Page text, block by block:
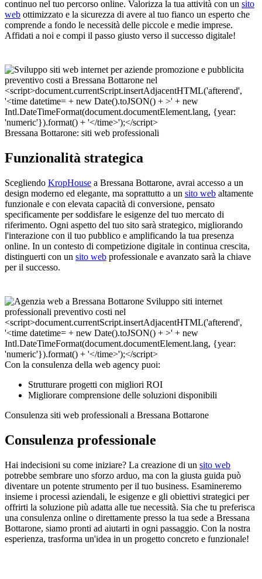
continuo nel tuo percorso online. Valorizza la tua attività con un sito
web ottimizzato e la sicurezza di avere al tuo fianco un esperto che
comprende a fondo le necessità delle piccole e medie imprese.
Affidati a noi e compi il passo giusto verso il successo digitale!
Bressana Bottarone: siti web professionali
Funzionalità strategica
Scegliendo KropHouse a Bressana Bottarone, avrai accesso a un
design moderno ed elegante, ma soprattutto a un sito web altamente
funzionale e con elevata capacità di conversione, pensato
specificamente per soddisfare le esigenze del tuo mercato di
riferimento. Ogni aspetto del tuo sito sarà strategico, migliorando
l'interazione con il tuo pubblico e amplificando la tua presenza
online. In un contesto di competizione digitale in continua crescita,
distinguerti con un sito web professionale e avanzato sarà la chiave
per il successo.
Con la consulenza della web agency puoi:
Strutturare progetti con migliori ROI
Migliorare comprensione delle soluzioni disponibili
Consulenza siti web professionali a Bressana Bottarone
Consulenza professionale
Hai indecisioni su come iniziare? La creazione di un sito web
potrebbe sembrare uno sforzo arduo, ma con la giusta guida può
diventare un potente strumento per il tuo business. Esamineremo
insieme i processi aziendali, le esigenze e gli obiettivi strategici per
offrirti la soluzione più adatta alle tue necessità. Sia che tu preferisca
una consulenza online o direttamente presso la tua sede a Bressana
Bottarone, siamo pronti ad aiutarti in ogni passaggio. Con la nostra
esperienza, trasforma un'idea in un progetto concreto e funzionale!